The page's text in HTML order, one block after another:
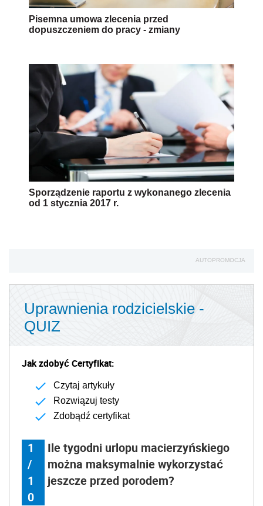
Pisemna umowa zlecenia przed
dopuszczeniem do pracy - zmiany
Sporządzenie raportu z wykonanego zlecenia
od 1 stycznia 2017 r.
AUTOPROMOCJA
Uprawnienia rodzicielskie -
QUIZ
Jak zdobyć Certyfikat:
Czytaj artykuły
Rozwiązuj testy
Zdobądź certyfikat
1
/
1
0
Ile tygodni urlopu macierzyńskiego
można maksymalnie wykorzystać
jeszcze przed porodem?